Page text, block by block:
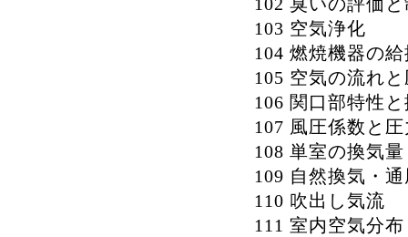
103 空気浄化
104 燃焼機器の
105 空気の流れ
106 関口部特性
107 風圧係数と
108 単室の換気量
109 自然換気・
110 吹出し気流
111 室内空気分布